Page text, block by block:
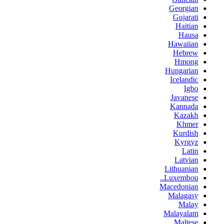
Georgian
Gujarati
Haitian
Hausa
Hawaiian
Hebrew
Hmong
Hungarian
Icelandic
Igbo
Javanese
Kannada
Kazakh
Khmer
Kurdish
Kyrgyz
Latin
Latvian
Lithuanian
Luxembou..
Macedonian
Malagasy
Malay
Malayalam